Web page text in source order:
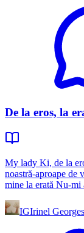
De la eros, la
My lady Ki, de la
noastră-aproape de
mine la erată Nu-mi
IGIrinel